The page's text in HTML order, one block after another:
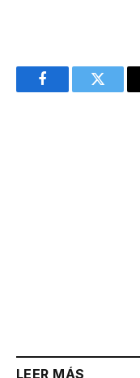
FacebookTwitter
LEER MÁS